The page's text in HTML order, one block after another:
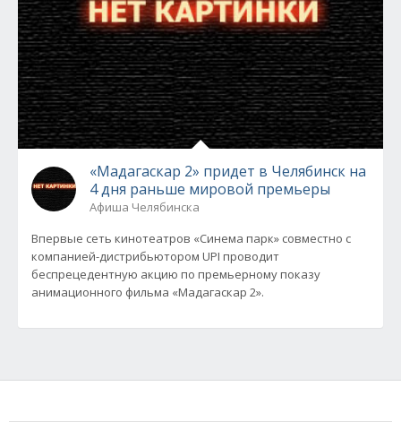
«Мадагаскар 2» придет в Челябинск на
4 дня раньше мировой премьеры
Афиша Челябинска
Впервые сеть кинотеатров «Синема парк» совместно с
компанией-дистрибьютором UPI проводит
беспрецедентную акцию по премьерному показу
анимационного фильма «Мадагаскар 2».